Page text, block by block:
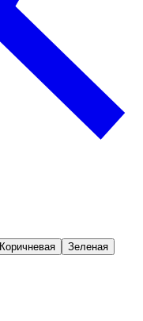
Коричневая Зеленая